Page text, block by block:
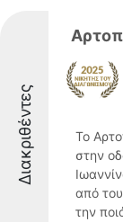
Διακριθέντες
Το
στην
από
την